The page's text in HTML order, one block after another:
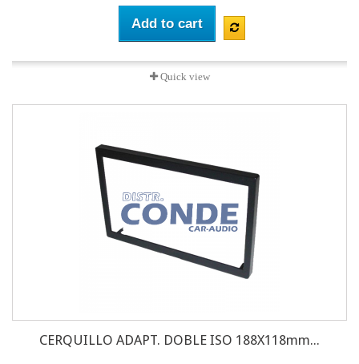
Add to cart
Quick view
CERQUILLO ADAPT. DOBLE ISO 188X118mm...